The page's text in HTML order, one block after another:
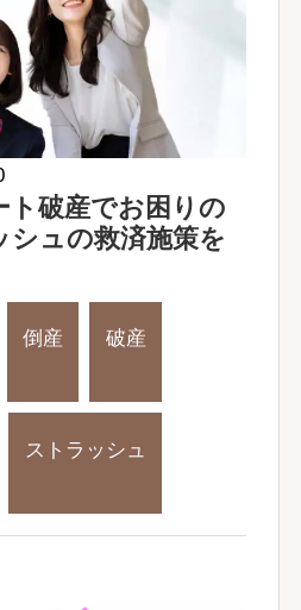
ト破産でお困りの
シュの救済施策を
倒産 破産
ストラッシュ